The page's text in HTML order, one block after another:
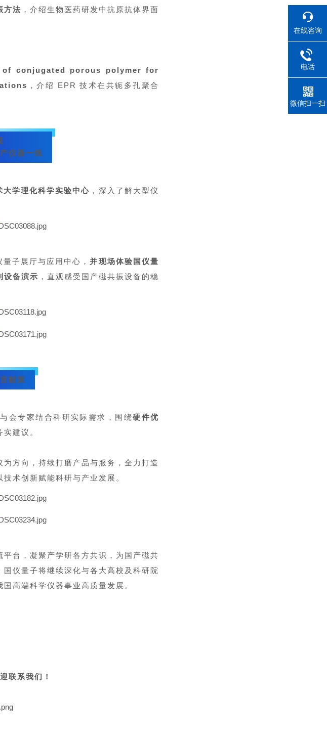
方法 ，介绍生物医药研发中抗原抗体界面
conjugated porous polymer for
，介绍 EPR 技术在共轭多孔聚合
仪器一线
大学理化科学实验中心 ，深入了解大型仪
量子展厅与应用中心，并现场体验国仪量
设备演示 ，直观感受国产磁共振设备的稳
献策
会专家结合科研实际需求，围绕硬件优
建议。
方向，持续打磨产品与服务，全力打造
术创新赋能科研与产业发展。
台，凝聚产学研各方共识，为国产磁共
仪量子将继续深化与各大高校及科研院
高端科学仪器事业高质量发展。
联系我们！
在线咨询
电话
微信扫一扫